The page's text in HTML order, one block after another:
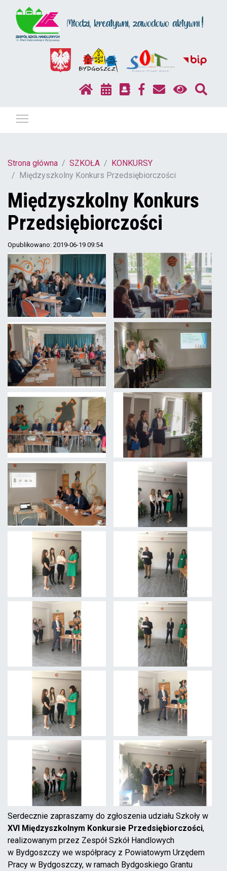
Strona główna SZKOŁA
KONKURSY
Międzyszkolny Konkurs Przedsiębiorczości
Międzyszkolny Konkurs
Przedsiębiorczości
Opublikowano: 2019-06-19 09:54
Serdecznie zapraszamy do zgłoszenia udziału Szkoły w
XVI Międzyszkolnym Konkursie Przedsiębiorczości,
realizowanym przez Zespół Szkół Handlowych
w Bydgoszczy we współpracy z Powiatowym Urzędem
Pracy w Bydgoszczy, w ramach Bydgoskiego Grantu